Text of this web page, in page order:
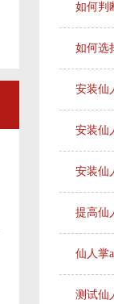
如何判
如何选
安装仙
安装仙
安装仙
提高仙
仙人掌
测试仙